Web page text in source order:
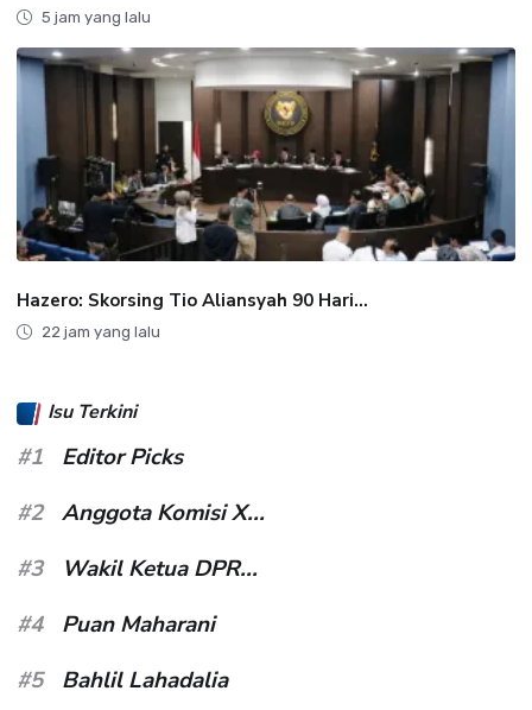
5 jam yang lalu
Hazero: Skorsing Tio Aliansyah 90 Hari...
22 jam yang lalu
Isu Terkini
#1
Editor Picks
#2
Anggota Komisi X...
#3
Wakil Ketua DPR...
#4
Puan Maharani
#5
Bahlil Lahadalia